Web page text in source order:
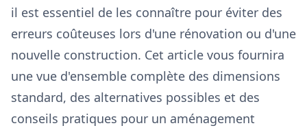
il est essentiel de les connaître pour éviter des
erreurs coûteuses lors d'une rénovation ou d'une
nouvelle construction. Cet article vous fournira
une vue d'ensemble complète des dimensions
standard, des alternatives possibles et des
conseils pratiques pour un aménagement